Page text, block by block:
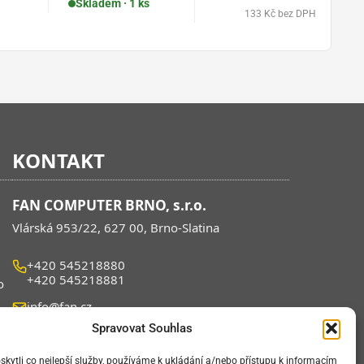
Spravovat Souhlas
co nejlepší služby, používáme k ukládání a/nebo přístupu k informacím
Skladem · 1 ks
133 Kč bez DPH
KONTAKT
FAN COMPUTER BRNO, s.r.o.
Vlárská 953/22, 627 00, Brno-Slatina
+420 545218880
+420 545218881
info@fan.cz
09:00 – 14:00